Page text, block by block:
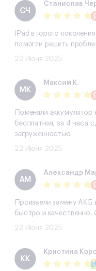
СЧ
Станислав
IPad второго
помогли решить
22 Июня 2025
МК
Максим К.
Поменяли аккумулятор
бесплатная, за 4 часа
загруженностью
22 Июня 2025
АМ
Александр
Произвели замену АКБ
быстро и качественно.
22 Июня 2025
​КК
​Кристина